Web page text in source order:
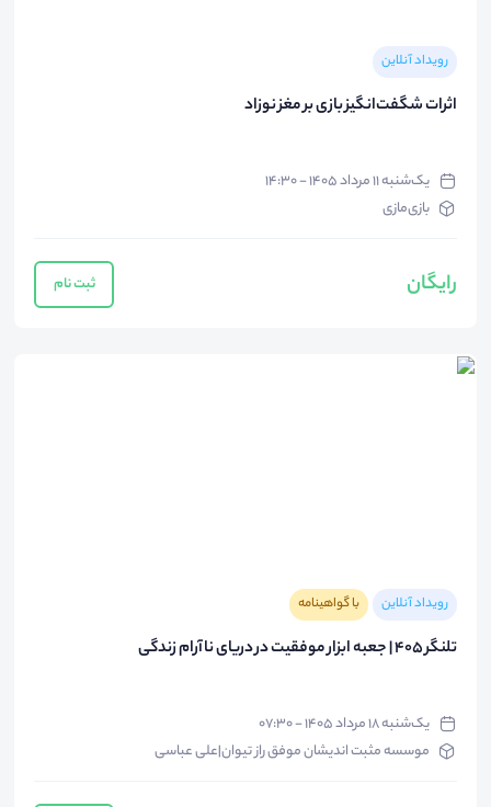
رویداد آنلاین
اثرات شگفت‌انگیز بازی بر مغز نوزاد
یک‌شنبه ۱۱ مرداد ۱۴۰۵ - ۱۴:۳۰
بازی‌مازی
رایگان ثبت نام
رویداد آنلاین با گواهینامه
تلنگر ۴۰۵ | جعبه ابزار موفقیت در دریای ناآرام زندگی
یک‌شنبه ۱۸ مرداد ۱۴۰۵ - ۰۷:۳۰
موسسه مثبت اندیشان موفق راز تیوان|علی عباسی